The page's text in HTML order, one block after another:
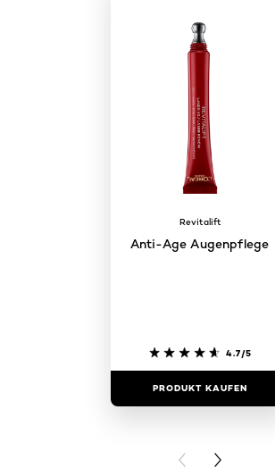
Revitalift
Anti-Age Augenpflege
4.7/5
PRODUKT KAUFEN
PREVIOUS CARD
NEXT CARD